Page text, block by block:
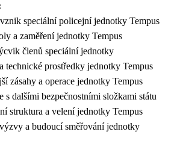
speciální policejní jednotky Tempus
a zaměření jednotky Tempus
členů speciální jednotky
technické prostředky jednotky Tempus
zásahy a operace jednotky Tempus
s dalšími bezpečnostními složkami státu
struktura a velení jednotky Tempus
a budoucí směřování jednotky